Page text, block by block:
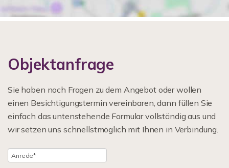
Objektanfrage
Sie haben noch Fragen zu dem Angebot oder wollen
einen Besichtigungstermin vereinbaren, dann füllen Sie
einfach das untenstehende Formular vollständig aus und
wir setzen uns schnellstmöglich mit Ihnen in Verbindung.